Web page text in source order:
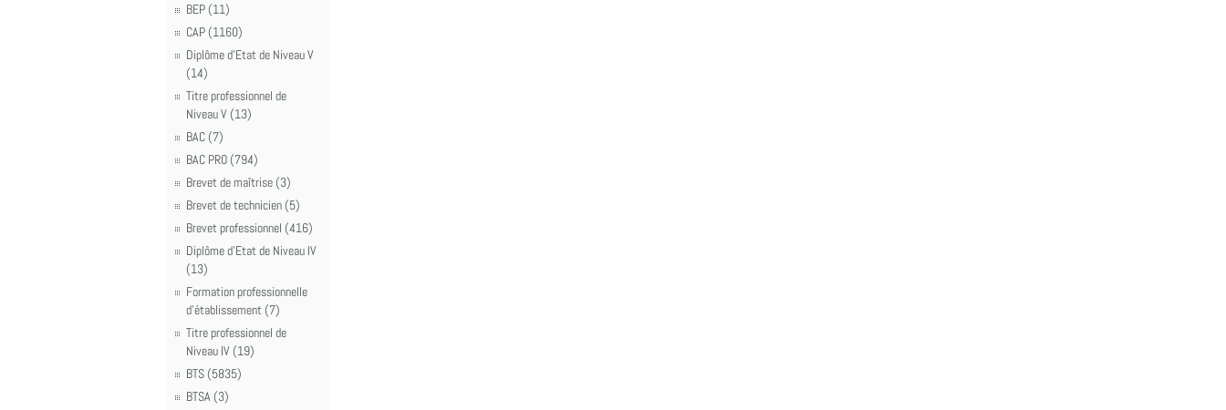
BEP (11)
CAP (1160)
Diplôme d'Etat de Niveau V
(14)
Titre professionnel de
Niveau V (13)
BAC (7)
BAC PRO (794)
Brevet de maîtrise (3)
Brevet de technicien (5)
Brevet professionnel (416)
Diplôme d'Etat de Niveau IV
(13)
Formation professionnelle
d'établissement (7)
Titre professionnel de
Niveau IV (19)
BTS (5835)
BTSA (3)